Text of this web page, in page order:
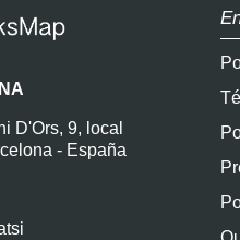
D'Ors, 9, local
- España